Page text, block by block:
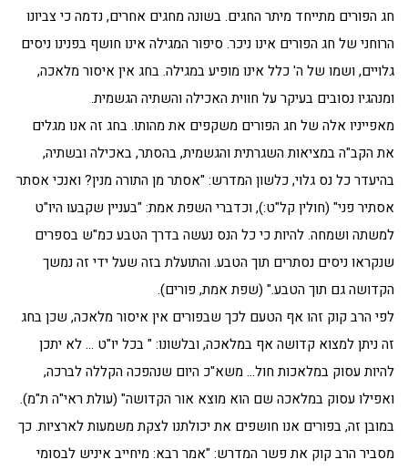
חג הפורים מתייחד מיתר החגים. בשונה מחגים אחרים, נדמה כי צביונו
הרוחני של חג הפורים אינו ניכר. סיפור המגילה אינו חושף בפנינו ניסים
גלויים, ושמו של ה' כלל אינו מופיע במגילה. בחג אין איסור מלאכה,
ומנהגיו נסובים בעיקר על חווית האכילה והשתיה הגשמית.
מאפייניו אלה של חג הפורים משקפים את מהותו. בחג זה אנו מגלים
את הקב"ה במציאות השגרתית והגשמית, בהסתר, באכילה ובשתיה,
בהיעדר כל נס גלוי, כלשון המדרש: "אסתר מן התורה מנין? ואנכי אסתר
אסתיר פני" (חולין קל"ט:), וכדברי השפת אמת: "בעניין שקבעו היו"ט
למשתה ושמחה. להיות כי כל הנס נעשה בדרך הטבע כמ"ש בספרים
שנקראו ניסים נסתרים תוך הטבע. והתועלת בזה שעל ידי זה נמשך
הקדושה גם תוך הטבע." (שפת אמת, פורים).
לפי הרב קוק זהו אף הטעם לכך שבפורים אין איסור מלאכה, שכן בחג
זה ניתן למצוא קדושה אף במלאכה, ובלשונו: " בכל יו"ט … לא יתכן
להיות עסוק במלאכות חול… משא"כ היום שנהפכה הקללה לברכה,
ואפילו עסוק במלאכה שם הוא מוצא אור הקדושה" (עולת ראי"ה ת"מ).
במובן זה, בפורים אנו חושפים את יכולתנו לצקת משמעות לארציות. כך
מסביר הרב קוק את פשר המדרש: "אמר רבא: מיחייב איניש לבסומי